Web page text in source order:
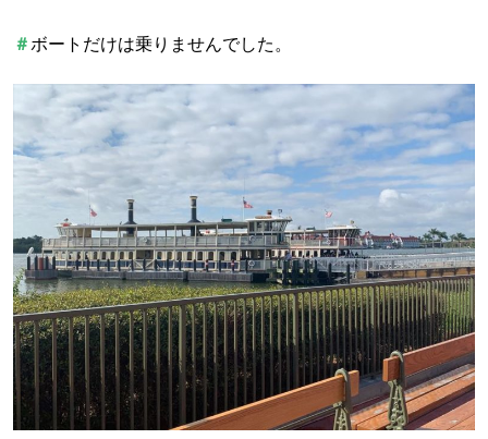
＃ ボートだけは乗りませんでした。